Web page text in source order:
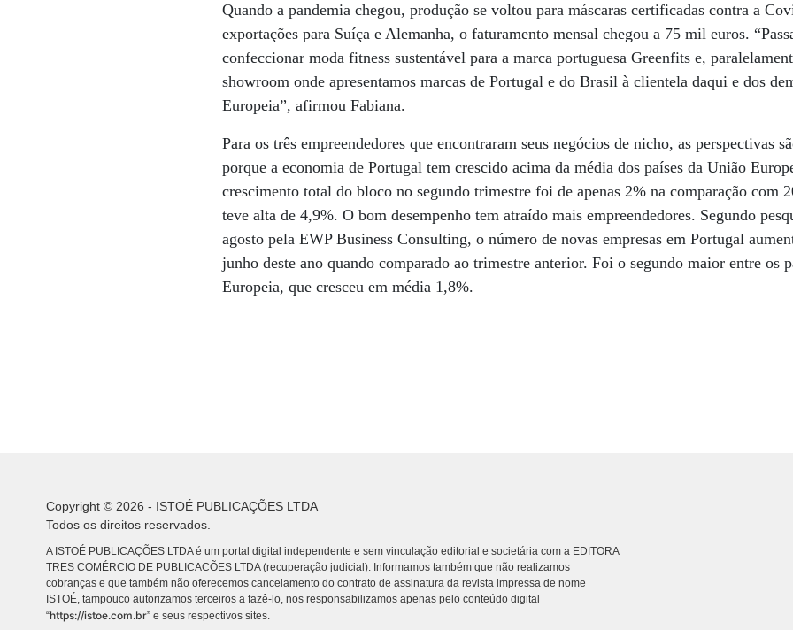
Quando a pandemia chegou, produção se voltou para máscaras certificadas contra a
exportações para Suíça e Alemanha, o faturamento mensal chegou a 75 mil euros.
confeccionar moda fitness sustentável para a marca portuguesa Greenfits e,
showroom onde apresentamos marcas de Portugal e do Brasil à clientela daqui e dos
Europeia”, afirmou Fabiana.
Para os três empreendedores que encontraram seus negócios de nicho, as perspectivas
porque a economia de Portugal tem crescido acima da média dos países da União
crescimento total do bloco no segundo trimestre foi de apenas 2% na comparação com
teve alta de 4,9%. O bom desempenho tem atraído mais empreendedores. Segundo
agosto pela EWP Business Consulting, o número de novas empresas em Portugal
junho deste ano quando comparado ao trimestre anterior. Foi o segundo maior entre os
Europeia, que cresceu em média 1,8%.
Copyright © 2026 - ISTOÉ PUBLICAÇÕES LTDA
Todos os direitos reservados.
A ISTOÉ PUBLICAÇÕES LTDA é um portal digital independente e sem vinculação editorial e societária com a EDITORA
TRES COMÉRCIO DE PUBLICACÕES LTDA (recuperação judicial). Informamos também que não realizamos
cobranças e que também não oferecemos cancelamento do contrato de assinatura da revista impressa de nome
ISTOÉ, tampouco autorizamos terceiros a fazê-lo, nos responsabilizamos apenas pelo conteúdo digital
“https://istoe.com.br” e seus respectivos sites.